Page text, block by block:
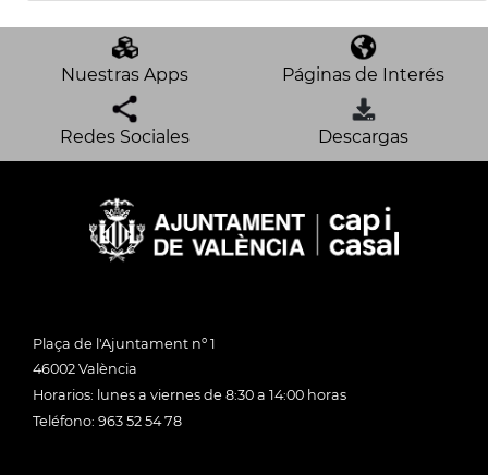
Nuestras Apps Páginas de Interés
Redes Sociales Descargas
Plaça de l'Ajuntament nº 1
46002 València
Horarios: lunes a viernes de 8:30 a 14:00 horas
Teléfono: 963 52 54 78